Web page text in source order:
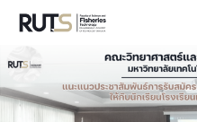
Skip
content
for: